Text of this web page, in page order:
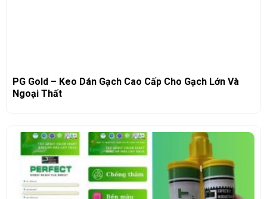
PG Gold – Keo Dán Gạch Cao Cấp Cho Gạch Lớn Và
Ngoại Thất